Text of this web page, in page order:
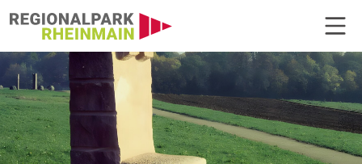
Panoramaweg: Schauaufsland,
Hauptnavigation